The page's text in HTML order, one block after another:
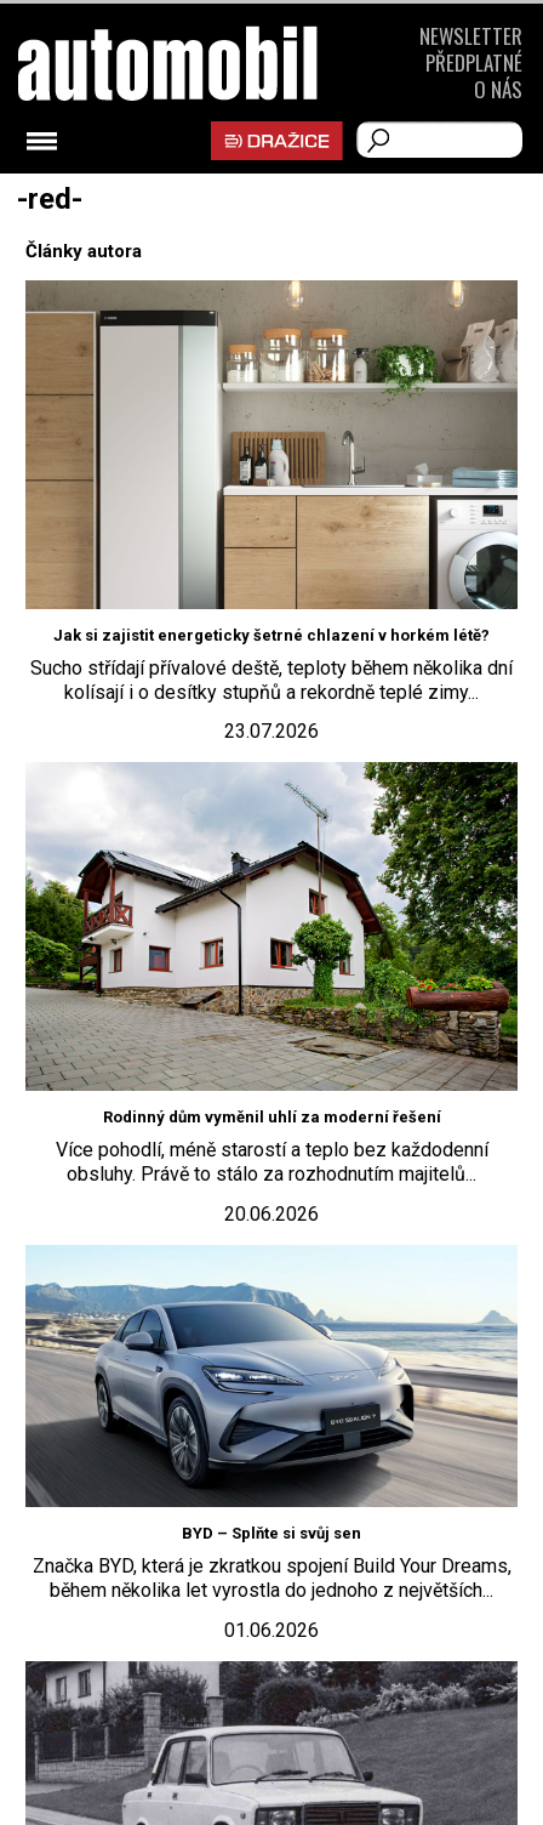
-red-
Články autora
Jak si zajistit energeticky šetrné chlazení v horkém létě?
Sucho střídají přívalové deště, teploty během několika dní
kolísají i o desítky stupňů a rekordně teplé zimy...
23.07.2026
Rodinný dům vyměnil uhlí za moderní řešení
Více pohodlí, méně starostí a teplo bez každodenní
obsluhy. Právě to stálo za rozhodnutím majitelů...
20.06.2026
BYD – Splňte si svůj sen
Značka BYD, která je zkratkou spojení Build Your Dreams,
během několika let vyrostla do jednoho z největších...
01.06.2026
NEWSLETTER
PŘEDPLATNÉ
O NÁS